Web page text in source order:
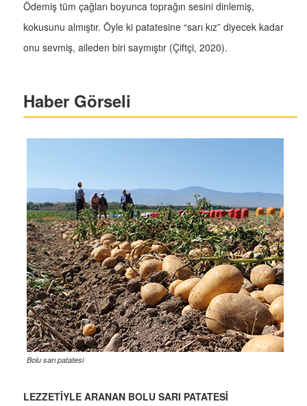
Ödemiş tüm çağları boyunca toprağın sesini dinlemiş,
kokusunu almıştır. Öyle ki patatesine “sarı kız” diyecek kadar
onu sevmiş, aileden biri saymıştır (Çiftçi, 2020).
Haber Görseli
Bolu sarı patatesi
LEZZETİYLE ARANAN BOLU SARI PATATESİ